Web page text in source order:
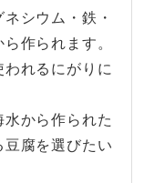
シウム・鉄・
作られます。
れるにがりに
から作られた
豆腐を選びたい